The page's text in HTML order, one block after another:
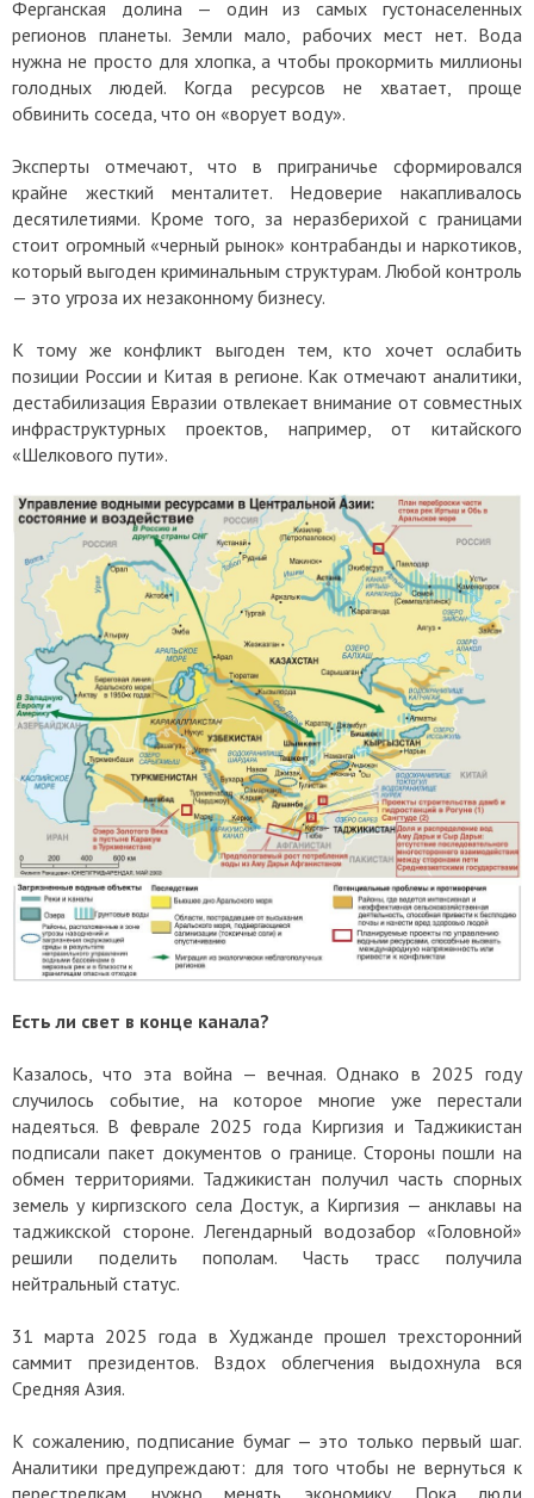
Ферганская долина — один из самых густонаселенных
регионов планеты. Земли мало, рабочих мест нет. Вода
нужна не просто для хлопка, а чтобы прокормить миллионы
голодных людей. Когда ресурсов не хватает, проще
обвинить соседа, что он «ворует воду».
Эксперты отмечают, что в приграничье сформировался
крайне жесткий менталитет. Недоверие накапливалось
десятилетиями. Кроме того, за неразберихой с границами
стоит огромный «черный рынок» контрабанды и наркотиков,
который выгоден криминальным структурам. Любой контроль
— это угроза их незаконному бизнесу.
К тому же конфликт выгоден тем, кто хочет ослабить
позиции России и Китая в регионе. Как отмечают аналитики,
дестабилизация Евразии отвлекает внимание от совместных
инфраструктурных проектов, например, от китайского
«Шелкового пути».
Есть ли свет в конце канала?
Казалось, что эта война — вечная. Однако в 2025 году
случилось событие, на которое многие уже перестали
надеяться. В феврале 2025 года Киргизия и Таджикистан
подписали пакет документов о границе. Стороны пошли на
обмен территориями. Таджикистан получил часть спорных
земель у киргизского села Достук, а Киргизия — анклавы на
таджикской стороне. Легендарный водозабор «Головной»
решили поделить пополам. Часть трасс получила
нейтральный статус.
31 марта 2025 года в Худжанде прошел трехсторонний
саммит президентов. Вздох облегчения выдохнула вся
Средняя Азия.
К сожалению, подписание бумаг — это только первый шаг.
Аналитики предупреждают: для того чтобы не вернуться к